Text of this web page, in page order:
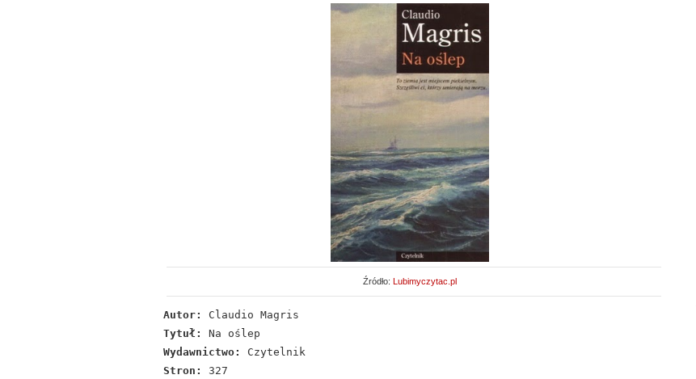
Źródło: Lubimyczytac.pl
Autor:
Claudio Magris
Tytuł:
Na oślep
Wydawnictwo:
Czytelnik
Stron:
327